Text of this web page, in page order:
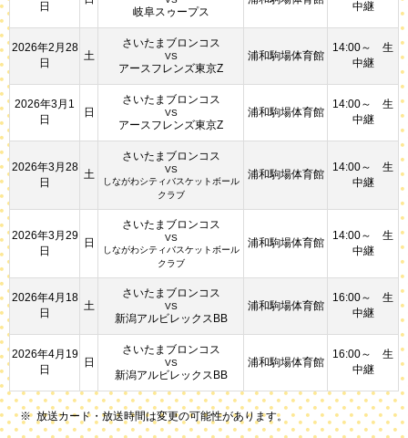
日
岐阜スゥープス
中継
2026年2月28
日
土
さいたまブロンコス
VS
アースフレンズ東京Z
浦和駒場体育館
14:00～ 生
中継
2026年3月1
日
日
さいたまブロンコス
VS
アースフレンズ東京Z
浦和駒場体育館
14:00～ 生
中継
2026年3月28
日
土
さいたまブロンコス
VS
しながわシティバスケットボール
クラブ
浦和駒場体育館
14:00～ 生
中継
2026年3月29
日
日
さいたまブロンコス
VS
しながわシティバスケットボール
クラブ
浦和駒場体育館
14:00～ 生
中継
2026年4月18
日
土
さいたまブロンコス
VS
新潟アルビレックスBB
浦和駒場体育館
16:00～ 生
中継
2026年4月19
日
日
さいたまブロンコス
VS
新潟アルビレックスBB
浦和駒場体育館
16:00～ 生
中継
放送カード・放送時間は変更の可能性があります。